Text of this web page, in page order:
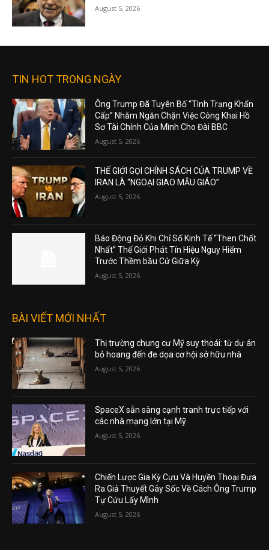
August 5, 2026
TIN HOT TRONG NGÀY
Ông Trump Đã Tuyên Bố “Tình Trạng Khẩn
Cấp” Nhằm Ngăn Chặn Việc Công Khai Hồ
Sơ Tài Chính Của Mình Cho Đài BBC
August 5, 2026
THẾ GIỚI GỌI CHÍNH SÁCH CỦA TRUMP VỀ
IRAN LÀ “NGOẠI GIAO MẪU GIÁO”
August 5, 2026
Báo Động Đỏ Khi Chỉ Số Kinh Tế “Then Chốt
Nhất” Thế Giới Phát Tín Hiệu Nguy Hiểm
Trước Thềm bầu Cử Giữa Kỳ
August 5, 2026
BÀI VIẾT MỚI NHẤT
Thị trường chung cư Mỹ suy thoái: từ dự án
bỏ hoang đến đe dọa cơ hội sở hữu nhà
August 5, 2026
SpaceX sẵn sàng cạnh tranh trực tiếp với
các nhà mạng lớn tại Mỹ
August 5, 2026
Chiến Lược Gia Kỳ Cựu Và Huyền Thoại Đưa
Ra Giả Thuyết Gây Sốc Về Cách Ông Trump
Tự Cứu Lấy Mình
August 5, 2026